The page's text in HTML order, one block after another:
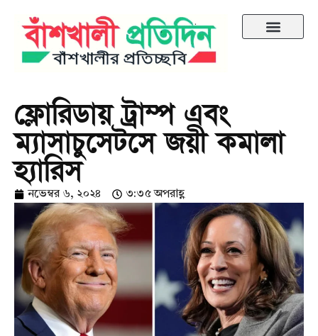
ফ্লোরিডায় ট্রাম্প এবং
ম্যাসাচুসেটসে জয়ী কমালা
হ্যারিস
নভেম্বর ৬, ২০২৪ ৩:৩৫ অপরাহ্ণ